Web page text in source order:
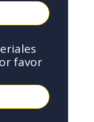
favor